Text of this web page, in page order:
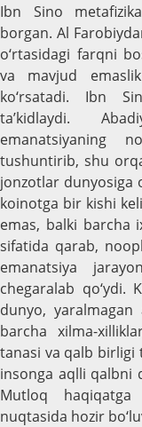
Ibn Sino
borgan. Al
o‘rtasidagi farqni
va mavjud
ko‘rsatadi. Ibn
ta’kidlaydi.
emanatsiyaning
tushuntirib, shu
jonzotlar dunyosiga
koinotga bir kishi
emas, balki barcha
sifatida qarab,
emanatsiya
chegaralab qo‘ydi.
dunyo,
barcha xilma-
tanasi va qalb birligi
insonga aqlli qalbni
Mutloq
nuqtasida hozir